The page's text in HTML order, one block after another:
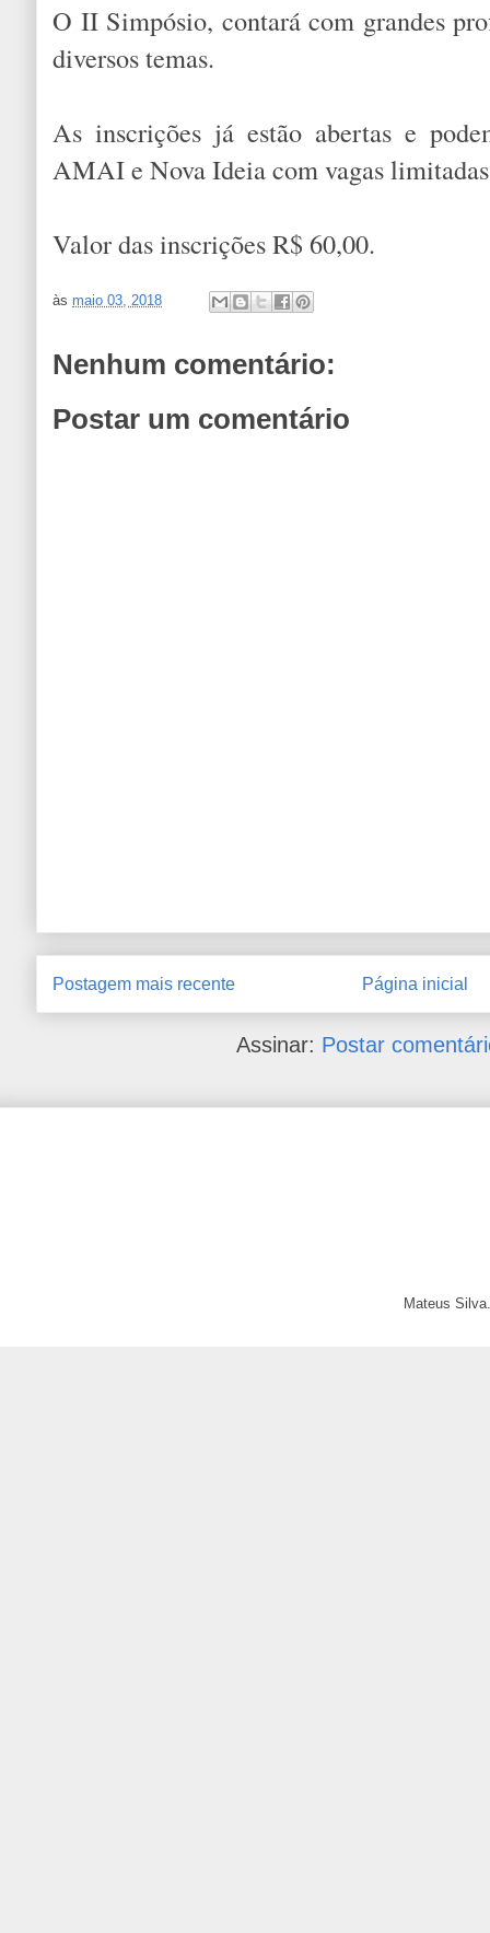
O II Simpósio, contará com grandes
diversos temas.
As inscrições já estão abertas e
AMAI e Nova Ideia com vagas
Valor das inscrições R$ 60,00.
às maio 03, 2018
Nenhum comentário:
Postar um comentário
Postagem mais recente Página inicial
Assinar: Postar
Mateus